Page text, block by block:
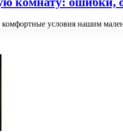
комфортные условия нашим